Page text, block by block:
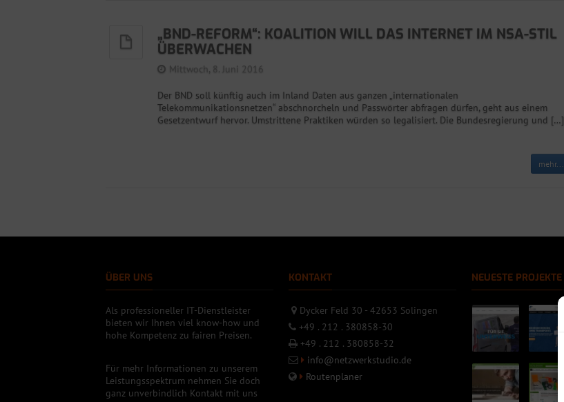
„BND-REFORM“: KOALITION WILL DAS INTERNET IM NSA-STIL
ÜBERWACHEN
Mittwoch, 8. Juni 2016
Der BND soll künftig auch im Inland Daten aus ganzen „internationalen
Telekommunikationsnetzen“ abschnorcheln und Passwörter abfragen dürfen, geht aus einem
Gesetzentwurf hervor. Umstrittene Praktiken würden so legalisiert. Die Bundesregierung und […]
mehr...
ÜBER UNS
Als professioneller IT-Dienstleister
bieten wir Ihnen viel know-how und
hohe Kompetenz zu fairen Preisen.
Für mehr Informationen zu unserem
Leistungsspektrum nehmen Sie doch
ganz unverbindlich Kontakt mit uns
KONTAKT
Dycker Feld 30 - 42653 Solingen
+49 . 212 . 380858-30
+49 . 212 . 380858-32
info@netzwerkstudio.de
Routenplaner
NEUESTE PROJEKTE